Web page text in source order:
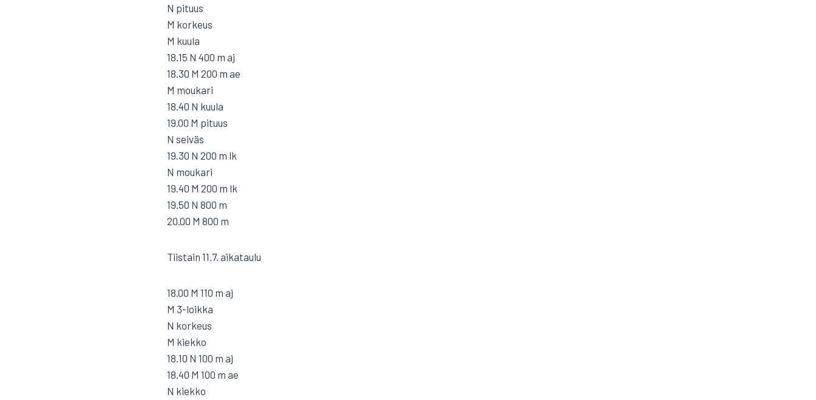
N pituus
M korkeus
M kuula
18.15 N 400 m aj
18.30 M 200 m ae
M moukari
18.40 N kuula
19.00 M pituus
N seiväs
19.30 N 200 m lk
N moukari
19.40 M 200 m lk
19.50 N 800 m
20.00 M 800 m
Tiistain 11.7. aikataulu
18.00 M 110 m aj
M 3-loikka
N korkeus
M kiekko
18.10 N 100 m aj
18.40 M 100 m ae
N kiekko